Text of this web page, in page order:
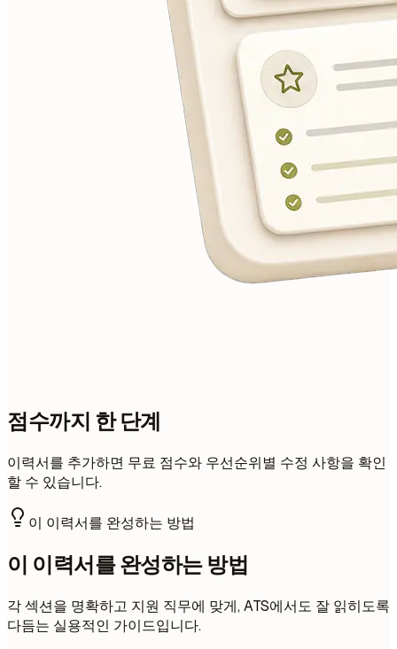
점수까지 한 단계
이력서를 추가하면 무료 점수와 우선순위별 수정 사항을 확인
할 수 있습니다.
이 이력서를 완성하는 방법
이 이력서를 완성하는 방법
각 섹션을 명확하고 지원 직무에 맞게, ATS에서도 잘 읽히도록
다듬는 실용적인 가이드입니다.